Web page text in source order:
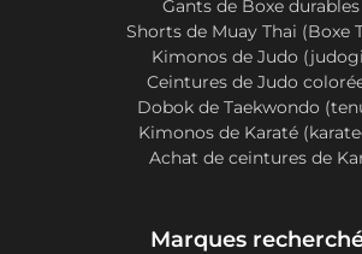
Gants de Boxe durables
Shorts de Muay Thai (Boxe
Kimonos de Judo
Ceintures de Judo
Dobok de Taekwondo
Kimonos de Karaté
Achat de ceintures de
Marques